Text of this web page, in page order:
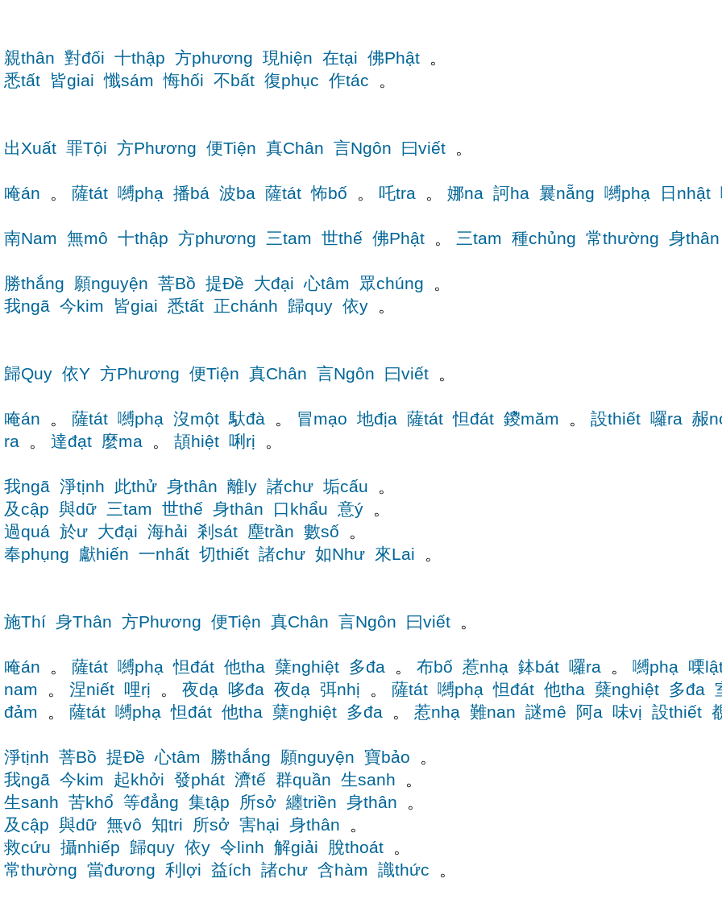
親thân 對đối 十thập 方phương 現hiện 在tại 佛Phật 。
悉tất
皆giai 懺sám 悔hối 不bất 復phục 作tác 。
出Xuất 罪Tội 方Phương 便Tiện 真Chân 言Ngôn 曰viết 。
唵án 。 薩tát 嚩phạ 播bá 波ba 薩tát 怖bố 。 吒tra 。 娜na 訶ha 曩nẵng 嚩phạ 日nhật
南Nam 無mô 十thập 方phương 三tam 世thế 佛Phật 。 三tam 種chủng 常thường 身thân
勝thắng 願nguyện 菩Bồ 提Đề 大đại 心tâm 眾chúng 。
我ngã 今kim 皆giai 悉tất 正chánh 歸quy 依y 。
歸Quy 依Y 方Phương 便Tiện 真Chân 言Ngôn 曰viết 。
唵án 。 薩tát 嚩phạ 沒một 馱đà 。 冒mạo 地địa 薩tát 怛đát 鑁măm 。 設thiết 囉ra 赧
ra 。 達đạt 麼ma 。 頡hiệt 唎rị 。
我ngã 淨tịnh 此thử 身thân 離ly 諸chư 垢cấu 。
及cập 與dữ 三tam 世thế 身thân 口khẩu 意ý 。
過quá 於ư 大đại 海hải 剎sát 塵trần 數số 。
奉phụng
獻hiến 一nhất 切thiết 諸chư 如Như 來Lai 。
施Thí 身Thân 方Phương 便Tiện 真Chân 言Ngôn 曰viết 。
唵án 。 薩tát 嚩phạ 怛đát 他tha 蘖nghiệt 多đa 。 布bố 惹nhạ 鉢bát 囉ra 。 嚩phạ 㗚
nam 。 涅niết 哩rị 。 夜dạ 哆đa 夜dạ 弭nhị 。 薩tát 嚩phạ 怛đát 他tha 蘖nghiệt 多đa
đảm 。 薩tát 嚩phạ 怛đát 他tha 蘖nghiệt 多đa 。 惹nhạ 難nan 謎mê 阿a 味vị 設thiết
淨tịnh 菩Bồ 提Đề 心tâm 勝thắng 願nguyện 寶bảo 。
我ngã 今kim 起khởi 發phát 濟tế 群quần 生sanh 。
生sanh 苦khổ 等đẳng 集tập 所sở 纏triền 身thân 。
及cập 與dữ 無vô 知tri 所sở 害hại 身thân 。
救cứu 攝nhiếp 歸quy 依y 令linh 解giải 脫thoát 。
常thường 當đương 利lợi 益ích 諸chư 含hàm 識thức 。